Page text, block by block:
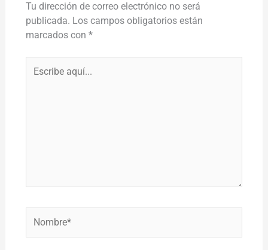
Tu dirección de correo electrónico no será
publicada. Los campos obligatorios están
marcados con *
aquí...